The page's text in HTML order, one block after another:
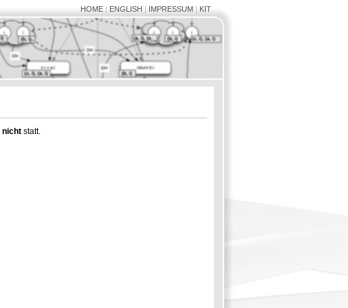
HOME| ENGLISH | IMPRESSUM| KIT
nichtstatt.